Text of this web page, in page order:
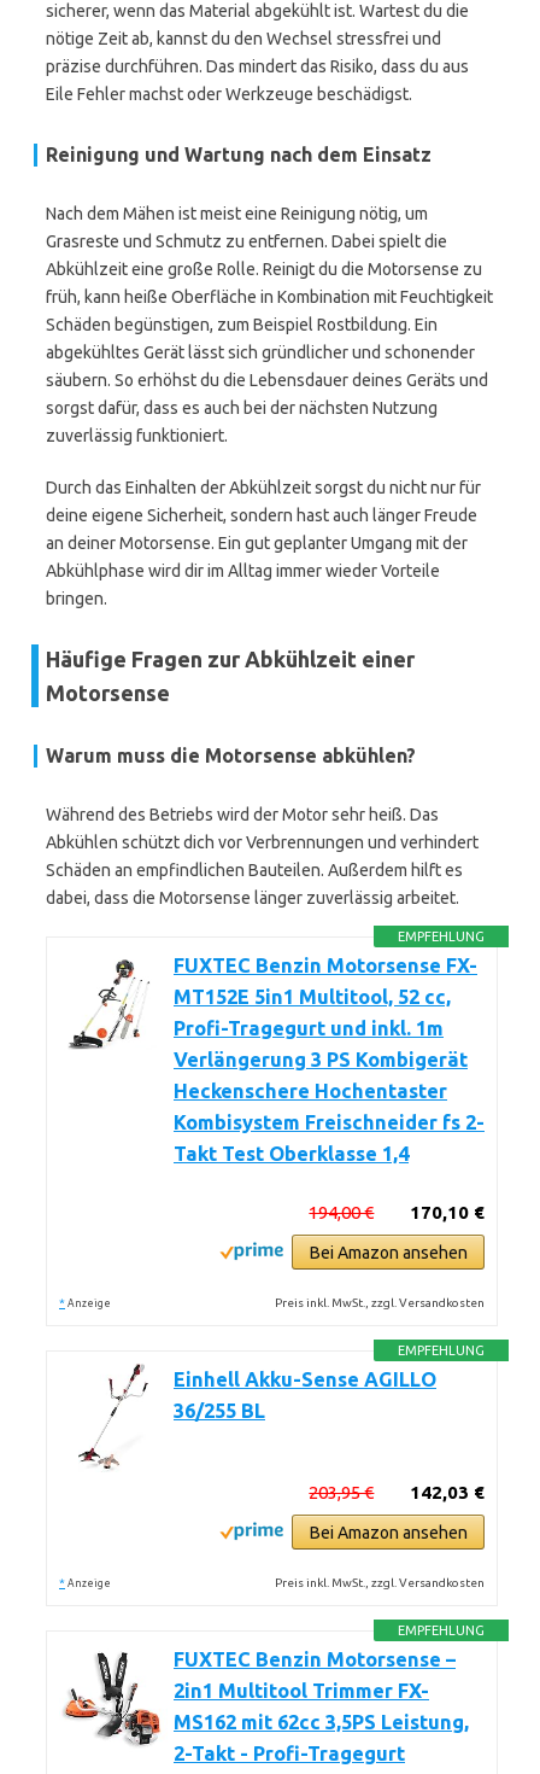
sicherer, wenn das Material abgekühlt ist. Wartest du die
nötige Zeit ab, kannst du den Wechsel stressfrei und
präzise durchführen. Das mindert das Risiko, dass du aus
Eile Fehler machst oder Werkzeuge beschädigst.
Reinigung und Wartung nach dem Einsatz
Nach dem Mähen ist meist eine Reinigung nötig, um
Grasreste und Schmutz zu entfernen. Dabei spielt die
Abkühlzeit eine große Rolle. Reinigt du die Motorsense zu
früh, kann heiße Oberfläche in Kombination mit Feuchtigkeit
Schäden begünstigen, zum Beispiel Rostbildung. Ein
abgekühltes Gerät lässt sich gründlicher und schonender
säubern. So erhöhst du die Lebensdauer deines Geräts und
sorgst dafür, dass es auch bei der nächsten Nutzung
zuverlässig funktioniert.
Durch das Einhalten der Abkühlzeit sorgst du nicht nur für
deine eigene Sicherheit, sondern hast auch länger Freude
an deiner Motorsense. Ein gut geplanter Umgang mit der
Abkühlphase wird dir im Alltag immer wieder Vorteile
bringen.
Häufige Fragen zur Abkühlzeit einer
Motorsense
Warum muss die Motorsense abkühlen?
Während des Betriebs wird der Motor sehr heiß. Das
Abkühlen schützt dich vor Verbrennungen und verhindert
Schäden an empfindlichen Bauteilen. Außerdem hilft es
dabei, dass die Motorsense länger zuverlässig arbeitet.
EMPFEHLUNG
FUXTEC Benzin Motorsense FX-
MT152E 5in1 Multitool, 52 cc,
Profi-Tragegurt und inkl. 1m
Verlängerung 3 PS Kombigerät
Heckenschere Hochentaster
Kombisystem Freischneider fs 2-
Takt Test Oberklasse 1,4
170,10 €
194,00 €
Bei Amazon ansehen
* Anzeige Preis inkl. MwSt., zzgl. Versandkosten
EMPFEHLUNG
Einhell Akku-Sense AGILLO
36/255 BL
142,03 €
203,95 €
Bei Amazon ansehen
* Anzeige Preis inkl. MwSt., zzgl. Versandkosten
EMPFEHLUNG
FUXTEC Benzin Motorsense –
2in1 Multitool Trimmer FX-
MS162 mit 62cc 3,5PS Leistung,
2-Takt - Profi-Tragegurt